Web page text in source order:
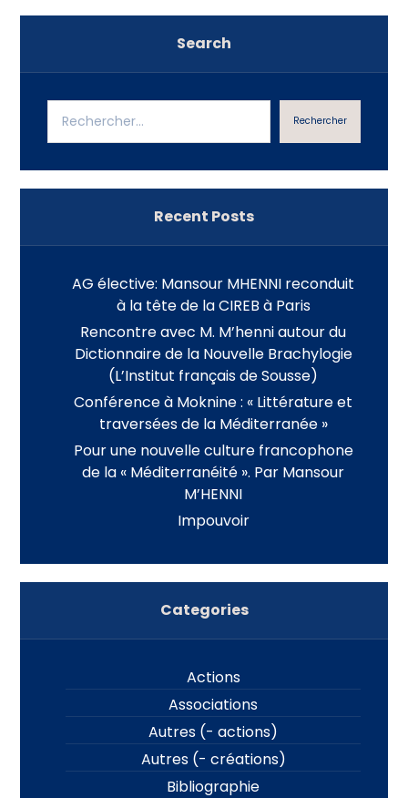
Search
Rechercher
Recent Posts
AG élective: Mansour MHENNI reconduit
à la tête de la CIREB à Paris
Rencontre avec M. M’henni autour du
Dictionnaire de la Nouvelle Brachylogie
(L’Institut français de Sousse)
Conférence à Moknine : « Littérature et
traversées de la Méditerranée »
Pour une nouvelle culture francophone
de la « Méditerranéité ». Par Mansour
M’HENNI
Impouvoir
Categories
Actions
Associations
Autres (- actions)
Autres (- créations)
Bibliographie